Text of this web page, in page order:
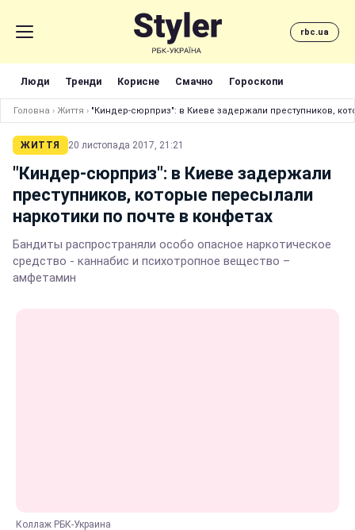
rbc.ua
Люди Тренди Корисне Смачно Гороскопи
Головна › Життя › "Киндер-сюрприз": в Киеве задержали преступников,
ЖИТТЯ 20 листопада 2017, 21:21
"Киндер-сюрприз": в Киеве задержали
преступников, которые пересылали
наркотики по почте в конфетах
Бандиты распространяли особо опасное наркотическое
средство - каннабис и психотропное вещество –
амфетамин
Коллаж РБК-Украина